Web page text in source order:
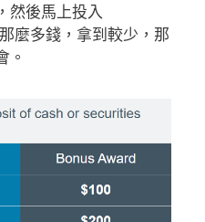
然後馬上投入
麼多錢，拿到較少，那
。